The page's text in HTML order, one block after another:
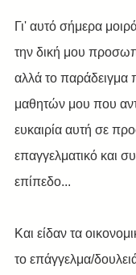
Γι' αυτό σήμερα
την δική μου
αλλά το
μαθητών μου που
ευκαιρία αυτή σε
επαγγελματικό και
επίπεδο...
Και είδαν τα
το επάγγελμα/